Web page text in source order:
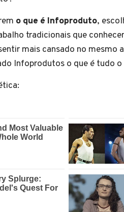
o que é Infoproduto,
tradicionais que
mais cansado no mesmo
Infoprodutos o que é tudo o